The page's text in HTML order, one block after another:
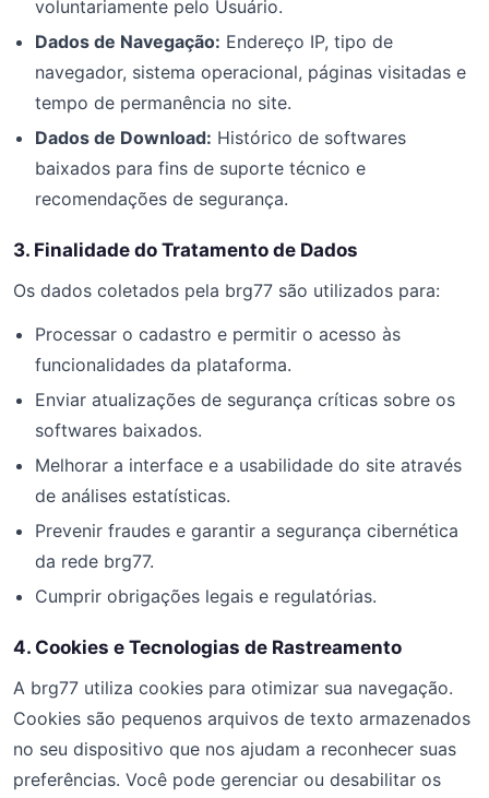
voluntariamente pelo Usuário.
Dados de Navegação: Endereço IP, tipo de
navegador, sistema operacional, páginas visitadas e
tempo de permanência no site.
Dados de Download: Histórico de softwares
baixados para fins de suporte técnico e
recomendações de segurança.
3. Finalidade do Tratamento de Dados
Os dados coletados pela brg77 são utilizados para:
Processar o cadastro e permitir o acesso às
funcionalidades da plataforma.
Enviar atualizações de segurança críticas sobre os
softwares baixados.
Melhorar a interface e a usabilidade do site através
de análises estatísticas.
Prevenir fraudes e garantir a segurança cibernética
da rede brg77.
Cumprir obrigações legais e regulatórias.
4. Cookies e Tecnologias de Rastreamento
A brg77 utiliza cookies para otimizar sua navegação.
Cookies são pequenos arquivos de texto armazenados
no seu dispositivo que nos ajudam a reconhecer suas
preferências. Você pode gerenciar ou desabilitar os